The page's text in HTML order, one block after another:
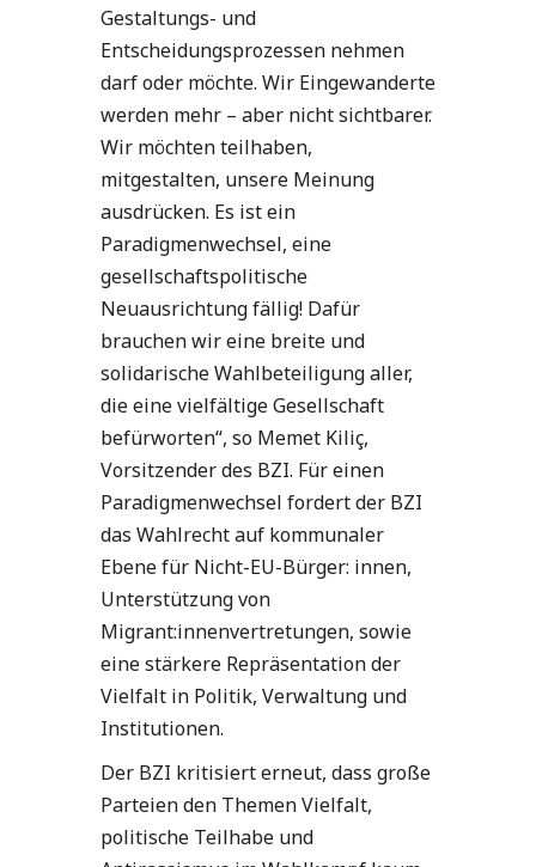
Gestaltungs- und
Entscheidungsprozessen nehmen
darf oder möchte. Wir Eingewanderte
werden mehr – aber nicht sichtbarer.
Wir möchten teilhaben,
mitgestalten, unsere Meinung
ausdrücken. Es ist ein
Paradigmenwechsel, eine
gesellschaftspolitische
Neuausrichtung fällig! Dafür
brauchen wir eine breite und
solidarische Wahlbeteiligung aller,
die eine vielfältige Gesellschaft
befürworten“, so Memet Kiliç,
Vorsitzender des BZI. Für einen
Paradigmenwechsel fordert der BZI
das Wahlrecht auf kommunaler
Ebene für Nicht-EU-Bürger: innen,
Unterstützung von
Migrant:innenvertretungen, sowie
eine stärkere Repräsentation der
Vielfalt in Politik, Verwaltung und
Institutionen.
Der BZI kritisiert erneut, dass große
Parteien den Themen Vielfalt,
politische Teilhabe und